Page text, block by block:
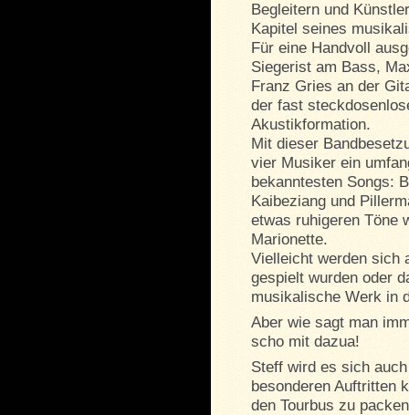
Begleitern und
Kapitel seines
Für eine Handvoll
Siegerist am Bass,
Franz Gries an der
der fast
Akustikformation.
Mit dieser
vier Musiker ein
bekanntesten Songs:
Kaibeziang und
etwas ruhigeren Töne
Marionette.
Vielleicht werden sich
gespielt wurden oder
musikalische Werk in
Aber wie sagt man
scho mit dazua!
Steff wird es sich
besonderen Auftritten
den Tourbus zu